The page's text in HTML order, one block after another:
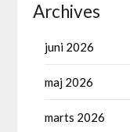
Archives
juni 2026
maj 2026
marts 2026